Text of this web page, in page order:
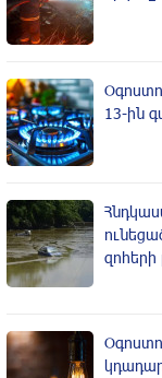
13-ին
զոհերի